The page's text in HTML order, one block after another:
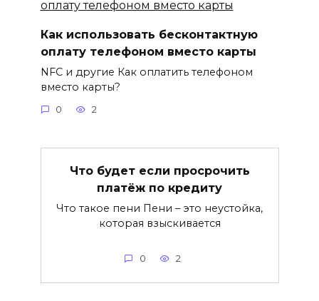
Как использовать бесконтактную
оплату телефоном вместо карты
NFC и другие Как оплатить телефоном
вместо карты?
0 2
Что будет если просрочить
платёж по кредиту
Что такое пени Пени – это неустойка,
которая взыскивается
0 2